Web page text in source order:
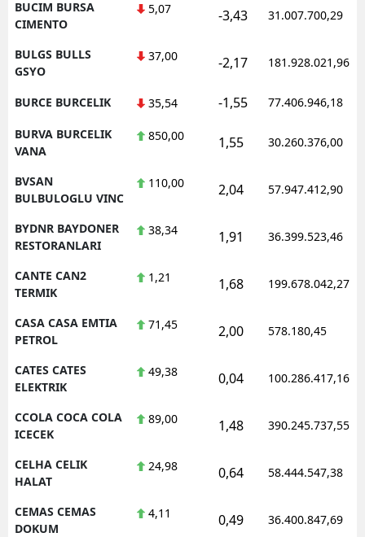
BUCIM BURSA
CIMENTO
5,07 -3,43 31.007.700,29
BULGS BULLS
GSYO
37,00 -2,17 181.928.021,96
BURCE BURCELIK 35,54 -1,55 77.406.946,18
BURVA BURCELIK
VANA
850,00 1,55 30.260.376,00
BVSAN
BULBULOGLU VINC
110,00 2,04 57.947.412,90
BYDNR BAYDONER
RESTORANLARI
38,34 1,91 36.399.523,46
CANTE CAN2
TERMIK
1,21 1,68 199.678.042,27
CASA CASA EMTIA
PETROL
71,45 2,00 578.180,45
CATES CATES
ELEKTRIK
49,38 0,04 100.286.417,16
CCOLA COCA COLA
ICECEK
89,00 1,48 390.245.737,55
CELHA CELIK
HALAT
24,98 0,64 58.444.547,38
CEMAS CEMAS
DOKUM
4,11 0,49 36.400.847,69